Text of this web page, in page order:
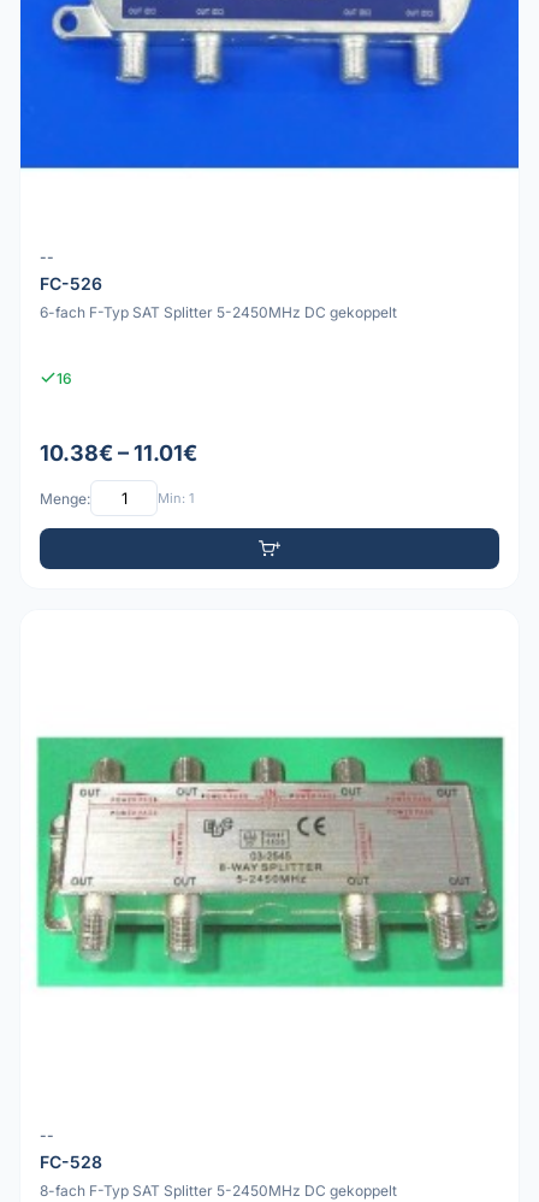
--
FC-526
6-fach F-Typ SAT Splitter 5-2450MHz DC gekoppelt
16
10.38€ – 11.01€
Menge: Min: 1
--
FC-528
8-fach F-Typ SAT Splitter 5-2450MHz DC gekoppelt